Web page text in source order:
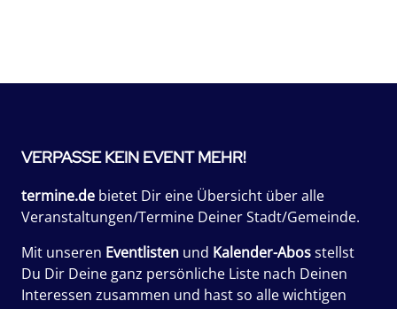
VERPASSE KEIN EVENT MEHR!
termine.de bietet Dir eine Übersicht über alle
Veranstaltungen/Termine Deiner Stadt/Gemeinde.
Mit unseren Eventlisten und Kalender-Abosstellst
Du Dir Deine ganz persönliche Liste nach Deinen
Interessen zusammen und hast so alle wichtigen